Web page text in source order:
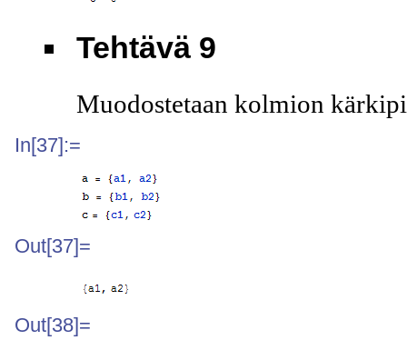
Tehtävä 9
Muodostetaan kolmion
In[37]:=
Out[37]=
Out[38]=